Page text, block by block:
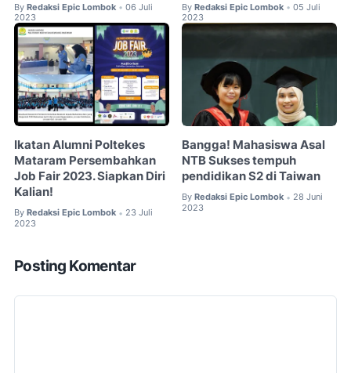
By Redaksi Epic Lombok • 06 Juli
2023
By Redaksi Epic Lombok • 05 Juli
2023
Ikatan Alumni Poltekes
Mataram Persembahkan
Job Fair 2023. Siapkan Diri
Kalian!
By Redaksi Epic Lombok • 23 Juli
2023
Bangga! Mahasiswa Asal
NTB Sukses tempuh
pendidikan S2 di Taiwan
By Redaksi Epic Lombok • 28 Juni
2023
Posting Komentar